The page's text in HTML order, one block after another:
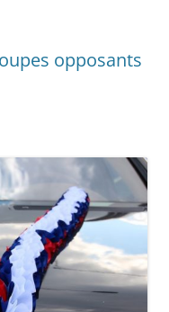
opposants